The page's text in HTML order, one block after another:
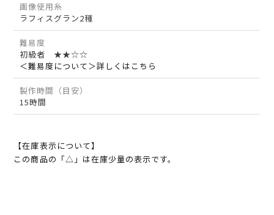
画像使用糸
ラフィスグラン2種
難易度
初級者 ★★☆☆
＜難易度について＞詳しくはこちら
製作時間（目安）
15時間
【在庫表示について】
この商品の「△」は在庫少量の表示です。